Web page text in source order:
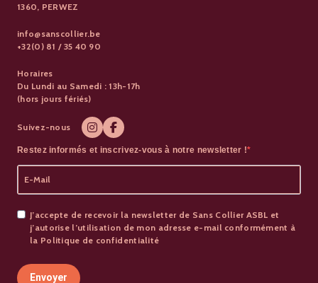
1360, PERWEZ
info@sanscollier.be
+32(0) 81 / 35 40 90
Horaires
Du Lundi au Samedi : 13h-17h
(hors jours fériés)
Suivez-nous
Restez informés et inscrivez-vous à notre newsletter !
J’accepte de recevoir la newsletter de Sans Collier ASBL et
j’autorise l’utilisation de mon adresse e-mail conformément à
la Politique de confidentialité
Envoyer